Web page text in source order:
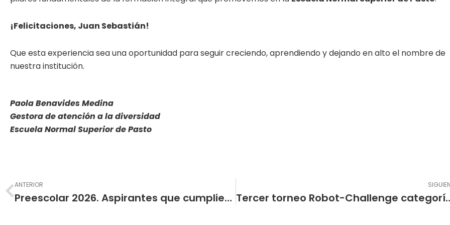
¡Felicitaciones, Juan Sebastián!
Que esta experiencia sea una oportunidad para seguir creciendo, aprendiendo y dejando en alto el nombre de
nuestra institución.
Paola Benavides Medina
Gestora de atención a la diversidad
Escuela Normal Superior de Pasto
Prev
ANTERIOR
Preescolar 2026. Aspirantes que cumplieron con requisitos de edad y participarán en el SORTEO del día 24 de octubre Tercer torneo Robot-Challenge categoría